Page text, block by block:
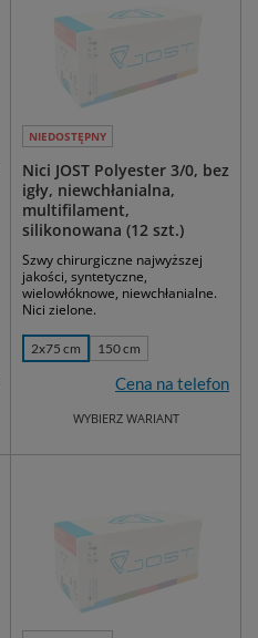
NIEDOSTĘPNY
Nici JOST Polyester 3/0, bez
igły, niewchłanialna,
multifilament,
silikonowana (12 szt.)
Szwy chirurgiczne najwyższej
jakości, syntetyczne,
wielowłóknowe, niewchłanialne.
Nici zielone.
2x75 cm 150 cm
WYBIERZ WARIANT
Cena na telefon